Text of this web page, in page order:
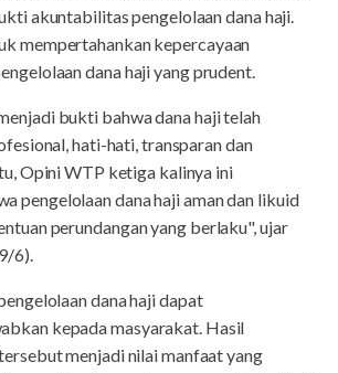
akuntabilitas pengelolaan dana haji.
mempertahankan kepercayaan
dana haji yang prudent.
bukti bahwa dana haji telah
hati-hati, transparan dan
Opini WTP ketiga kalinya ini
pengelolaan dana haji aman dan likuid
perundangan yang berlaku", ujar
6).
dana haji dapat
kepada masyarakat. Hasil
menjadi nilai manfaat yang